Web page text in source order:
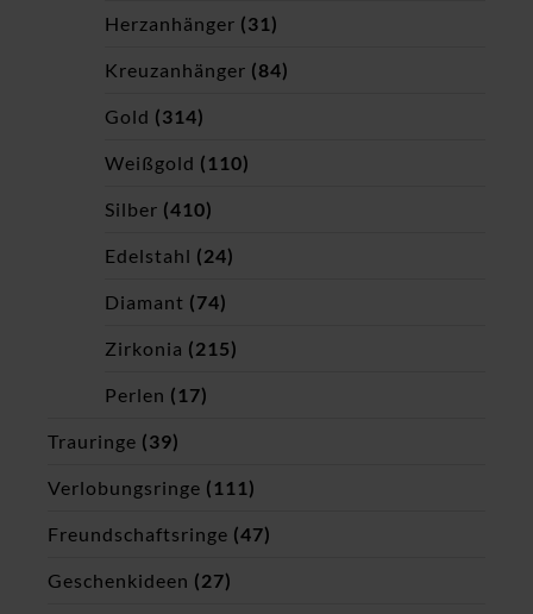
Herzanhänger (31)
Kreuzanhänger (84)
Gold (314)
Weißgold (110)
Silber (410)
Edelstahl (24)
Diamant (74)
Zirkonia (215)
Perlen (17)
Trauringe (39)
Verlobungsringe (111)
Freundschaftsringe (47)
Geschenkideen (27)